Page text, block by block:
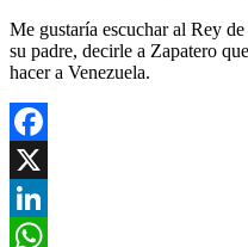
Me gustaría escuchar al Rey
su padre, decirle a Zapatero
hacer a Venezuela.
Facebook
X
LinkedIn